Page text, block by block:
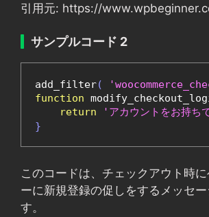
引用元: https://
サンプルコード 2
add_filter(
function
return
'アカウントをお持ち
}
このコードは、チェックアウト時
ーに新規登録の促しをするメッセー
す。